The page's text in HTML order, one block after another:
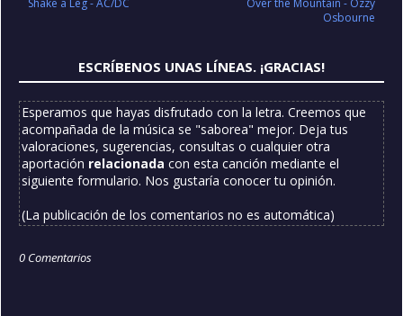
Shake a Leg - AC/DC
Over the Mountain - Ozzy
Osbourne
ESCRÍBENOS UNAS LÍNEAS. ¡GRACIAS!
Esperamos que hayas disfrutado con la letra. Creemos que
acompañada de la música se "saborea" mejor. Deja tus
valoraciones, sugerencias, consultas o cualquier otra
aportación relacionada con esta canción mediante el
siguiente formulario. Nos gustaría conocer tu opinión.
(La publicación de los comentarios no es automática)
0 Comentarios